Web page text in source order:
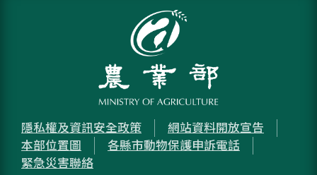
隱私權及資訊安全政策
網站資料開放宣告
本部位置圖
各縣市動物保護申訴電話
緊急災害聯絡